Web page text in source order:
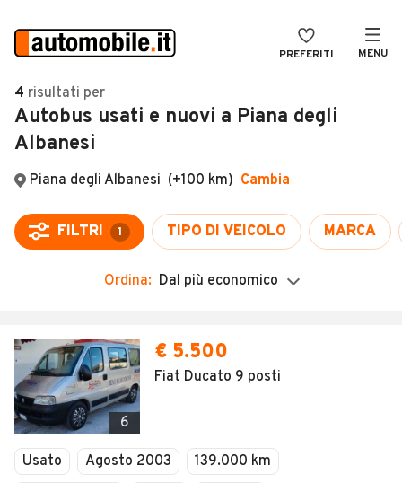
PREFERITI MENU
Auto
Auto usate
Auto Km 0
Auto Nuove
Moto
Camper
Veicoli Commerciali
Concessionari
VENDI
MAGAZINE
ACCEDI
4 risultati per
Autobus usati e nuovi a Piana degli
Albanesi
Ordina: Dal più economico
6
€ 5.500
Fiat Ducato 9 posti
Usato Agosto 2003
139.000 km